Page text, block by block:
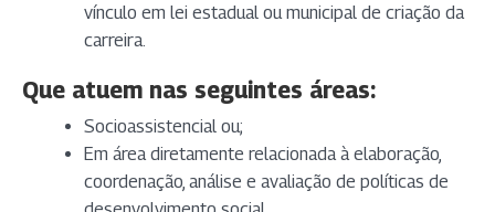
vínculo em lei estadual ou municipal de criação da
carreira.
Que atuem nas seguintes áreas:
Socioassistencial ou;
Em área diretamente relacionada à elaboração,
coordenação, análise e avaliação de políticas de